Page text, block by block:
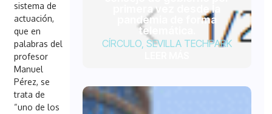
sistema de
actuación,
que en
palabras del
profesor
Manuel
Pérez, se
trata de
“uno de los
primera vez desde la
pandemia de forma
telemática.
CÍRCULO, SEVILLA TECHPARK